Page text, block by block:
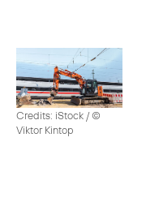
Credits: iStock / ©
Viktor Kintop